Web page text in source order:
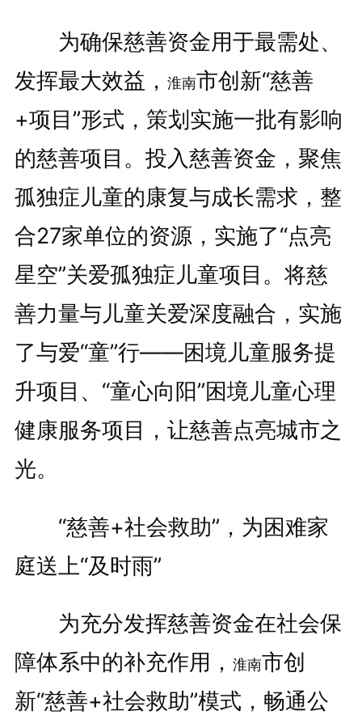
为确保慈善资金用于最需处、
发挥最大效益， 淮南市创新“慈善
+项目”形式，策划实施一批有影响
的慈善项目。投入慈善资金，聚焦
孤独症儿童的康复与成长需求，整
合27家单位的资源，实施了“点亮
星空”关爱孤独症儿童项目。将慈
善力量与儿童关爱深度融合，实施
了与爱“童”行――困境儿童服务提
升项目、“童心向阳”困境儿童心理
健康服务项目，让慈善点亮城市之
光。
“慈善+社会救助”，为困难家
庭送上“及时雨”
为充分发挥慈善资金在社会保
障体系中的补充作用， 淮南市创
新“慈善+社会救助”模式，畅通公